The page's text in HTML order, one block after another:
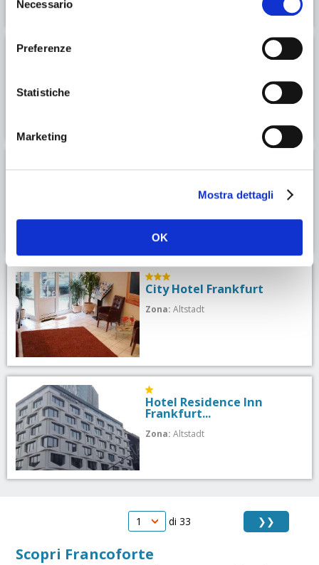
delNecessario
Preferenze
Statistiche
Marketing
Mostra dettagli
OK
Hotel Schopenhauer Hof
Frankfurt
City Hotel Frankfurt
Zona: Altstadt
Hotel Residence Inn
Frankfurt...
Zona: Altstadt
di 33 ❯❯
Scopri Francoforte